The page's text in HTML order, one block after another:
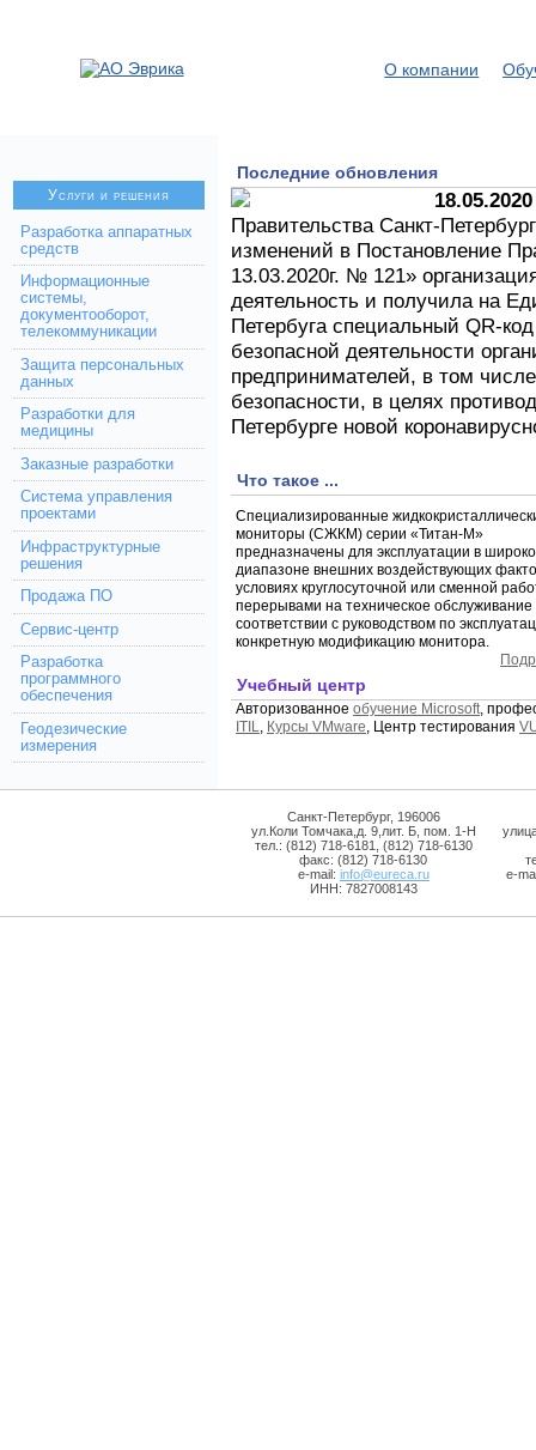
О компании
Услуги и решения
Разработка аппаратных
средств
Информационные
системы,
документооборот,
телекоммуникации
Защита персональных
данных
Разработки для
медицины
Заказные разработки
Система управления
проектами
Инфраструктурные
решения
Продажа ПО
Сервис-центр
Разработка
программного
обеспечения
Геодезические
измерения
Последние обновления
18.05.2020
Правительства Санкт-
изменений в Постановление
13.03.2020г. № 121»
деятельность и получила на
Петербуга специальный QR-
безопасной деятельности
предпринимателей, в том
безопасности, в целях
Петербурге новой
Что такое ...
Специализированные
мониторы (СЖКМ) серии «Титан-М»
предназначены для эксплуатации в
диапазоне внешних воздействующих
условиях круглосуточной или сменной
перерывами на техническое обслуживание
соответствии с руководством по
конкретную модификацию монитора.
Учебный центр
Авторизованное обучение Microsoft ,
ITIL
Курсы VMware , Центр тестирования
Санкт-Петербург, 196006
ул.Коли Томчака,д. 9,лит. Б, пом. 1-Н
тел.: (812) 718-6181, (812) 718-6130
факс: (812) 718-6130
e-mail: info@eureca.ru
ИНН: 7827008143
e-